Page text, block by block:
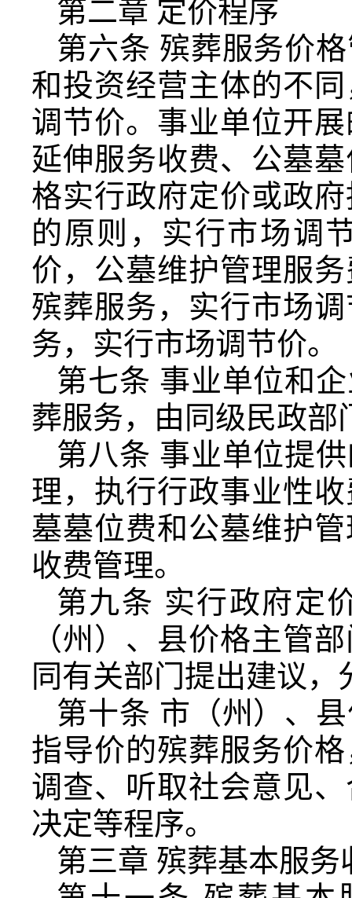
第二章 定价程序
第六条 殡葬服务价
和投资经营主体的不
调节价。事业单位开
延伸服务收费、公墓
格实行政府定价或政
的原则，实行市场调
价，公墓维护管理服
殡葬服务，实行市场
务，实行市场调节价。
第七条 事业单位和
葬服务，由同级民政部
第八条 事业单位提
理，执行行政事业性
墓墓位费和公墓维护
收费管理。
第九条 实行政府定
（州）、县价格主管
同有关部门提出建议
第十条 市（州）、
指导价的殡葬服务价
调查、听取社会意见
决定等程序。
第三章 殡葬基本服务